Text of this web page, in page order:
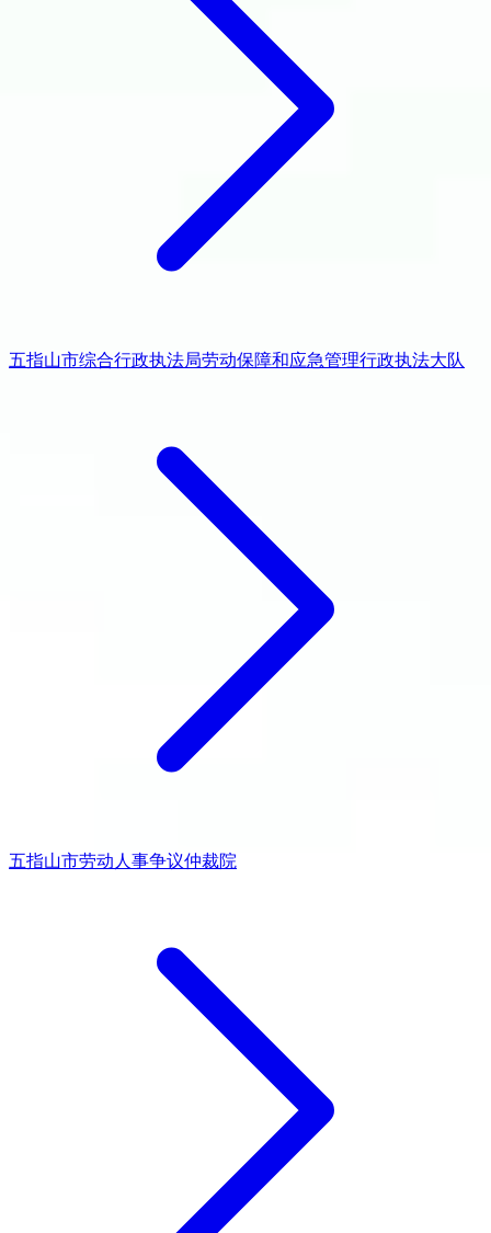
五指山市综合行政执法局劳动保障和应急管理行政执法大队
五指山市劳动人事争议仲裁院